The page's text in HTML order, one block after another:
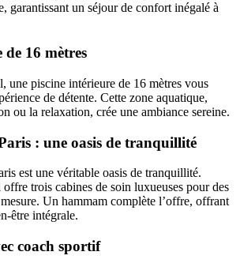
garantissant un séjour de confort inégalé à
de 16 mètres
une piscine intérieure de 16 mètres vous
de détente. Cette zone aquatique,
ou la relaxation, crée une ambiance sereine.
: une oasis de tranquillité
est une véritable oasis de tranquillité.
trois cabines de soin luxueuses pour des
mesure. Un hammam complète l’offre, offrant
être intégrale.
coach sportif